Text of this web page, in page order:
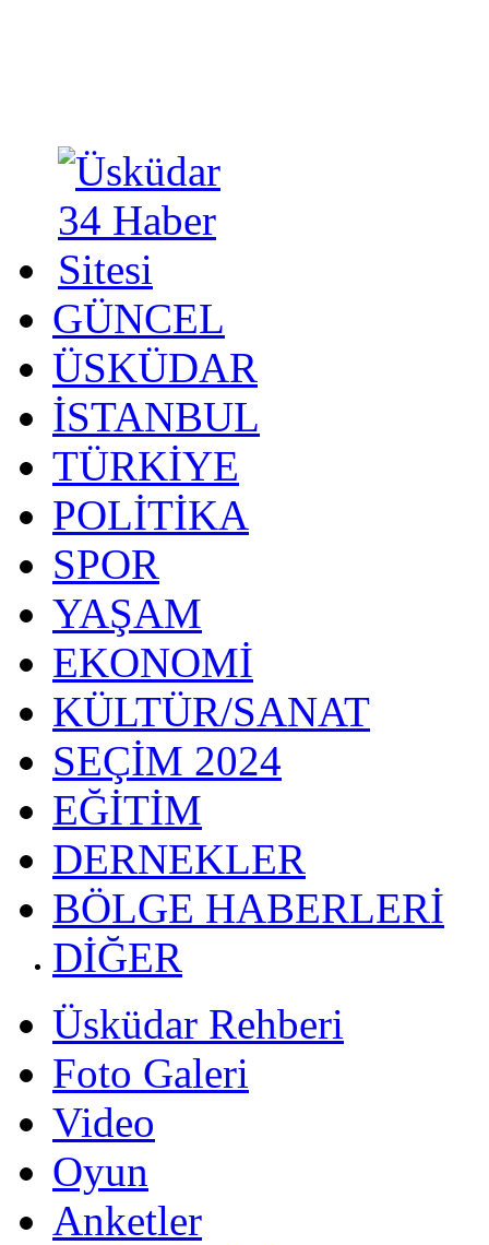
GÜNCEL
ÜSKÜDAR
İSTANBUL
TÜRKİYE
POLİTİKA
SPOR
YAŞAM
EKONOMİ
KÜLTÜR/SANAT
SEÇİM 2024
EĞİTİM
DERNEKLER
BÖLGE HABERLERİ
DİĞER
Üsküdar Rehberi
Foto Galeri
Video
Oyun
Anketler